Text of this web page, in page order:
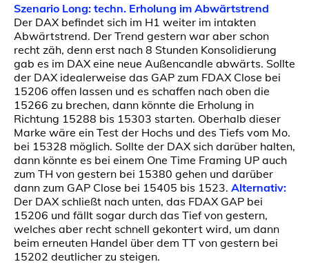
Szenario Long: techn. Erholung im Abwärtstrend
Der DAX befindet sich im H1 weiter im intakten
Abwärtstrend. Der Trend gestern war aber schon
recht zäh, denn erst nach 8 Stunden Konsolidierung
gab es im DAX eine neue Außencandle abwärts. Sollte
der DAX idealerweise das GAP zum FDAX Close bei
15206 offen lassen und es schaffen nach oben die
15266 zu brechen, dann könnte die Erholung in
Richtung 15288 bis 15303 starten. Oberhalb dieser
Marke wäre ein Test der Hochs und des Tiefs vom Mo.
bei 15328 möglich. Sollte der DAX sich darüber halten,
dann könnte es bei einem One Time Framing UP auch
zum TH von gestern bei 15380 gehen und darüber
dann zum GAP Close bei 15405 bis 1523. Alternativ:
Der DAX schließt nach unten, das FDAX GAP bei
15206 und fällt sogar durch das Tief von gestern,
welches aber recht schnell gekontert wird, um dann
beim erneuten Handel über dem TT von gestern bei
15202 deutlicher zu steigen.